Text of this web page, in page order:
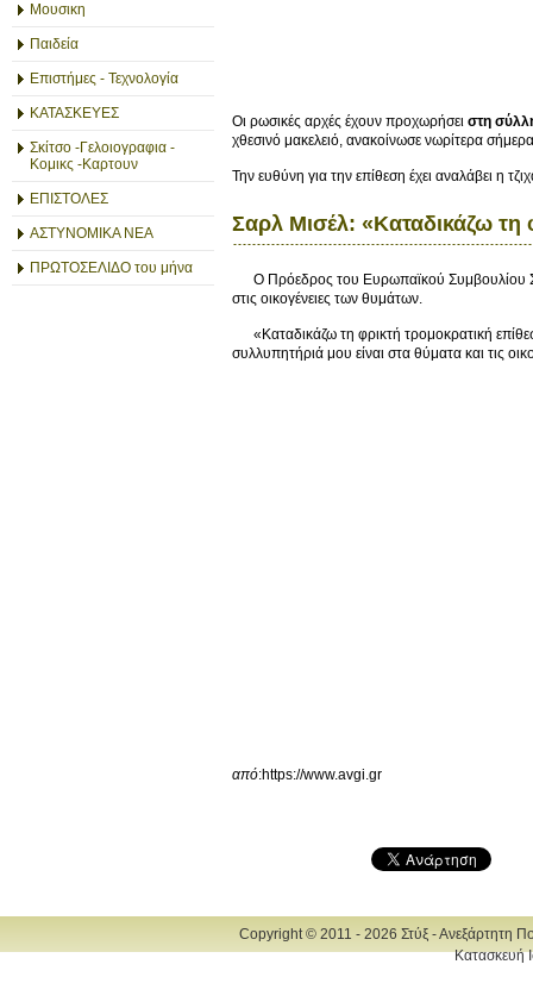
Μουσικη
Παιδεία
Επιστήμες - Τεχνολογία
ΚΑΤΑΣΚΕΥΕΣ
Σκίτσο -Γελοιογραφια -
Κομικς -Καρτουν
ΕΠΙΣΤΟΛΕΣ
ΑΣΤΥΝΟΜΙΚΑ ΝΕΑ
ΠΡΩΤΟΣΕΛΙΔΟ του μήνα
Οι ρωσικές αρχές έχουν προχωρήσει στη
χθεσινό μακελειό, ανακοίνωσε νωρίτερα
Την ευθύνη για την επίθεση έχει αναλάβει η
Σαρλ Μισέλ: «Καταδικάζω τη
O Πρόεδρος του Ευρωπαϊκού Συμβουλίου
στις οικογένειες των θυμάτων.
«Καταδικάζω τη φρικτή τρομοκρατική
συλλυπητήριά μου είναι στα θύματα και τις
από:https://www.avgi.gr
Copyright © 2011 - 2026 Στύξ - Ανεξάρτητη
Κατασκευή